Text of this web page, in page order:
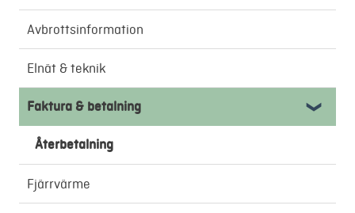
Inflyttning & utflyttning
Avbrottsinformation
Elnät & teknik
Faktura & betalning
Återbetalning
Fjärrvärme